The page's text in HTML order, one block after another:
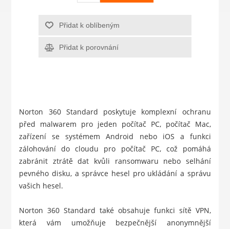
Přidat k oblíbeným
Přidat k porovnání
Norton 360 Standard poskytuje komplexní ochranu
před malwarem pro jeden počítač PC, počítač Mac,
zařízení se systémem Android nebo iOS a funkci
zálohování do cloudu pro počítač PC, což pomáhá
zabránit ztrátě dat kvůli ransomwaru nebo selhání
pevného disku, a správce hesel pro ukládání a správu
vašich hesel.
Norton 360 Standard také obsahuje funkci sítě VPN,
která vám umožňuje bezpečnější anonymnější